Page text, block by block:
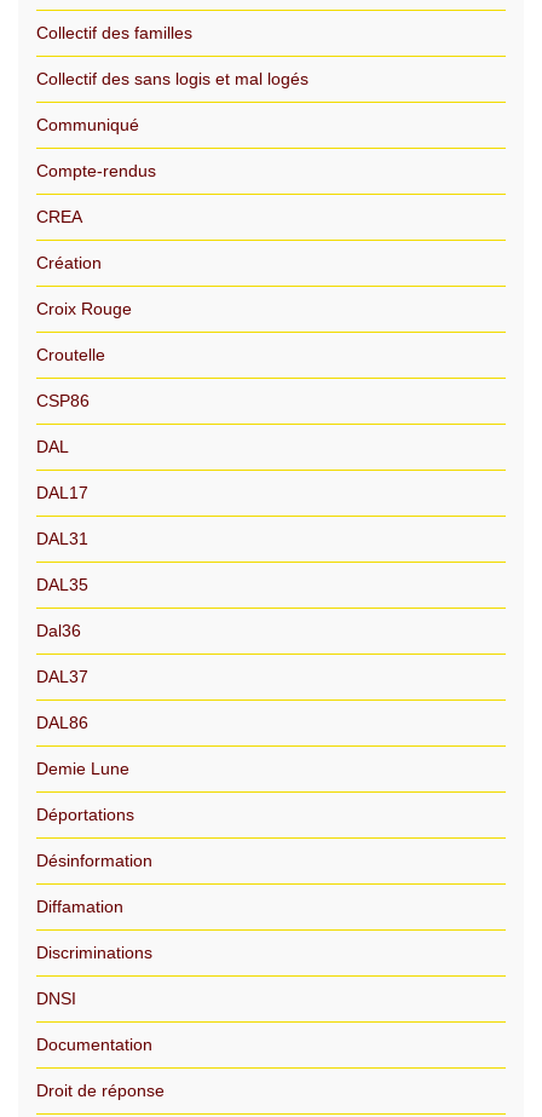
Collectif des familles
Collectif des sans logis et mal logés
Communiqué
Compte-rendus
CREA
Création
Croix Rouge
Croutelle
CSP86
DAL
DAL17
DAL31
DAL35
Dal36
DAL37
DAL86
Demie Lune
Déportations
Désinformation
Diffamation
Discriminations
DNSI
Documentation
Droit de réponse